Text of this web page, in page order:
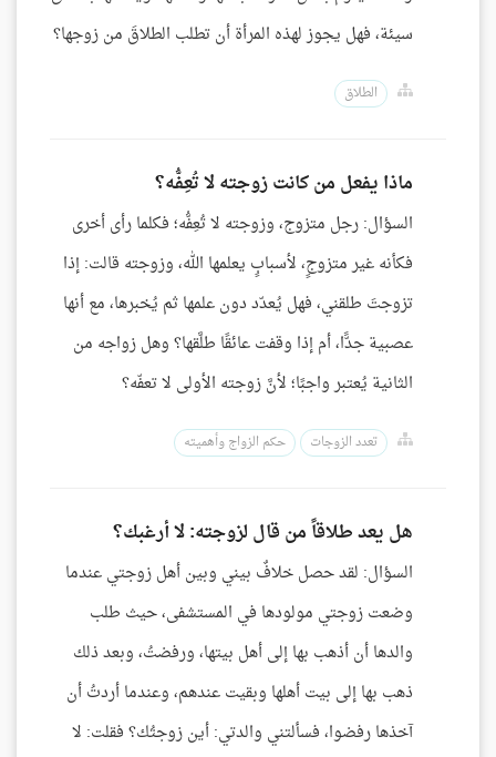
سيئة، فهل يجوز لهذه المرأة أن تطلب الطلاقَ من زوجها؟
الطلاق
ماذا يفعل من كانت زوجته لا تُعِفُّه؟
السؤال: رجل متزوج، وزوجته لا تُعِفُّه؛ فكلما رأى أخرى
فكأنه غير متزوجٍ، لأسبابٍ يعلمها الله، وزوجته قالت: إذا
تزوجتَ طلقني، فهل يُعدّد دون علمها ثم يُخبرها، مع أنها
عصبية جدًّا، أم إذا وقفت عائقًا طلَّقها؟ وهل زواجه من
الثانية يُعتبر واجبًا؛ لأنَّ زوجته الأولى لا تعفّه؟
تعدد الزوجات حكم الزواج وأهميته
هل يعد طلاقاً من قال لزوجته: لا أرغبك؟
السؤال: لقد حصل خلافٌ بيني وبين أهل زوجتي عندما
وضعت زوجتي مولودها في المستشفى، حيث طلب
والدها أن أذهب بها إلى أهل بيتها، ورفضتُ، وبعد ذلك
ذهب بها إلى بيت أهلها وبقيت عندهم، وعندما أردتُ أن
آخذها رفضوا، فسألتني والدتي: أين زوجتُك؟ فقلت: لا